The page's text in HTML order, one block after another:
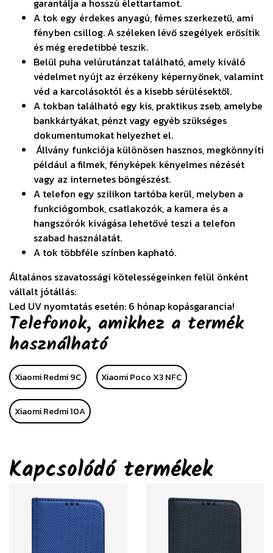
A tok egy érdekes anyagú, fémes szerkezetű, ami
fényben csillog. A széleken lévő szegélyek erősítik
és még eredetibbé teszik.
Belül puha velúrutánzat található, amely kiváló
védelmet nyújt az érzékeny képernyőnek, valamint
véd a karcolásoktól és a kisebb sérülésektől.
A tokban található egy kis, praktikus zseb, amelybe
bankkártyákat, pénzt vagy egyéb szükséges
dokumentumokat helyezhet el.
Állvány funkciója különösen hasznos, megkönnyíti
például a filmek, fényképek kényelmes nézését
vagy az internetes böngészést.
A telefon egy szilikon tartóba kerül, melyben a
funkciógombok, csatlakozók, a kamera és a
hangszórók kivágása lehetővé teszi a telefon
szabad használatát.
A tok többféle színben kapható.
Általános szavatossági kötelességeinken felül önként
vállalt jótállás:
Led UV nyomtatás esetén: 6 hónap kopásgarancia!
Telefonok, amikhez a termék
használható
Xiaomi Redmi 9C Xiaomi Poco X3 NFC
Xiaomi Redmi 10A
Kapcsolódó termékek